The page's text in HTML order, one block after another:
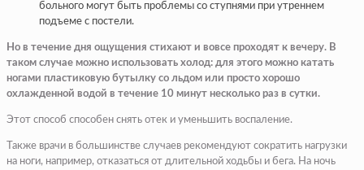
больного могут быть проблемы со ступнями при утреннем
подъеме с постели.
Но в течение дня ощущения стихают и вовсе проходят к вечеру. В
таком случае можно использовать холод: для этого можно катать
ногами пластиковую бутылку со льдом или просто хорошо
охлажденной водой в течение 10 минут несколько раз в сутки.
Этот способ способен снять отек и уменьшить воспаление.
Также врачи в большинстве случаев рекомендуют сократить нагрузки
на ноги, например, отказаться от длительной ходьбы и бега. На ночь